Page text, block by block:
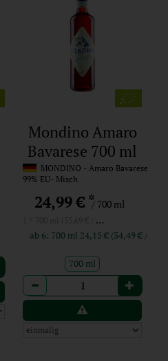
Mondino Amaro
Bavarese 700 ml
MONDINO - Amaro Bavarese
99% EU- Misch
24,99 € */ 700 ml
1 * 700 ml (35,69 € / Liter)
ab 6: 700 ml 24,15 € (34,49 € /
700 ml
Anzahl